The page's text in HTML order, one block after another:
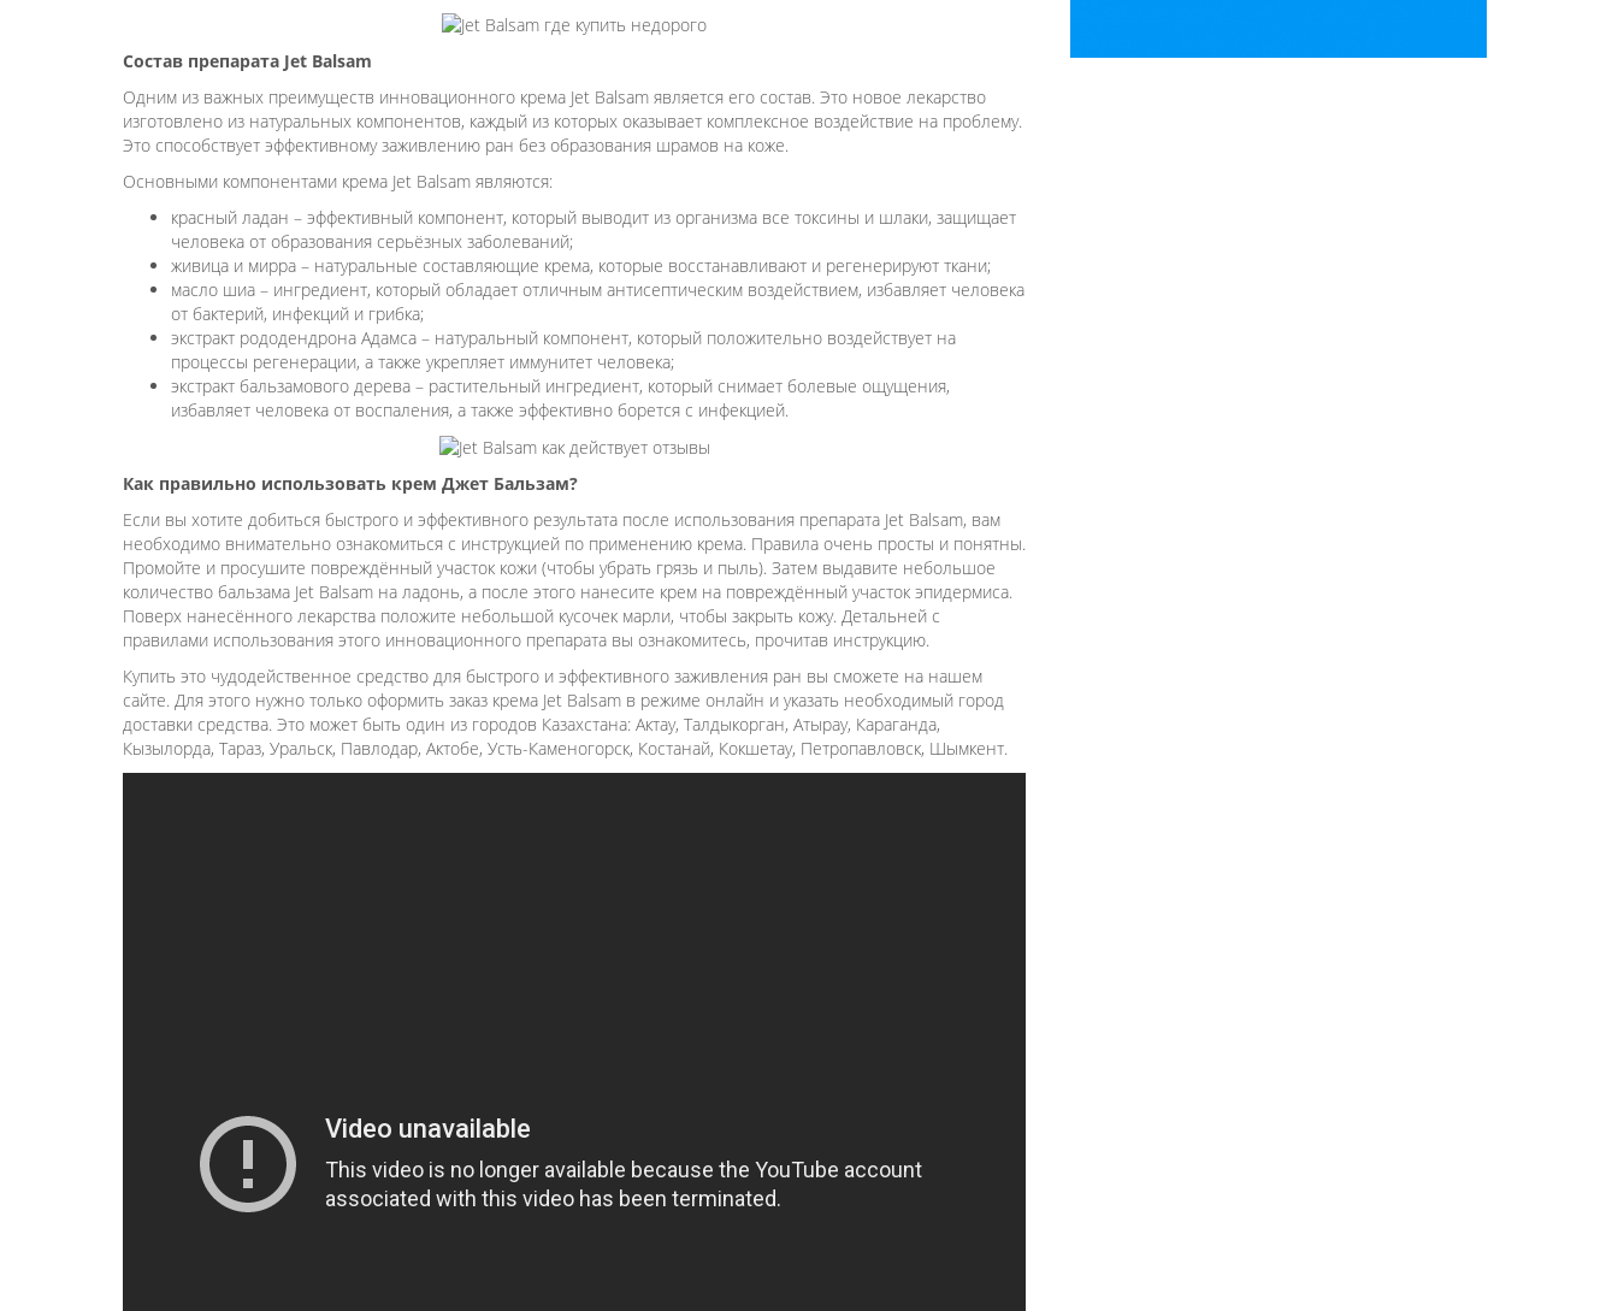
Состав препарата Jet Balsam
Одним из важных преимуществ инновационного крема Jet Balsam является его состав. Это новое лекарство
изготовлено из натуральных компонентов, каждый из которых оказывает комплексное воздействие на проблему.
Это способствует эффективному заживлению ран без образования шрамов на коже.
Основными компонентами крема Jet Balsam являются:
красный ладан – эффективный компонент, который выводит из организма все токсины и шлаки, защищает
человека от образования серьёзных заболеваний;
живица и мирра – натуральные составляющие крема, которые восстанавливают и регенерируют ткани;
масло шиа – ингредиент, который обладает отличным антисептическим воздействием, избавляет человека
от бактерий, инфекций и грибка;
экстракт рододендрона Адамса – натуральный компонент, который положительно воздействует на
процессы регенерации, а также укрепляет иммунитет человека;
экстракт бальзамового дерева – растительный ингредиент, который снимает болевые ощущения,
избавляет человека от воспаления, а также эффективно борется с инфекцией.
Как правильно использовать крем Джет Бальзам?
Если вы хотите добиться быстрого и эффективного результата после использования препарата Jet Balsam, вам
необходимо внимательно ознакомиться с инструкцией по применению крема. Правила очень просты и понятны.
Промойте и просушите повреждённый участок кожи (чтобы убрать грязь и пыль). Затем выдавите небольшое
количество бальзама Jet Balsam на ладонь, а после этого нанесите крем на повреждённый участок эпидермиса.
Поверх нанесённого лекарства положите небольшой кусочек марли, чтобы закрыть кожу. Детальней с
правилами использования этого инновационного препарата вы ознакомитесь, прочитав инструкцию.
Купить это чудодейственное средство для быстрого и эффективного заживления ран вы сможете на нашем
сайте. Для этого нужно только оформить заказ крема Jet Balsam в режиме онлайн и указать необходимый город
доставки средства. Это может быть один из городов Казахстана: Актау, Талдыкорган, Атырау, Караганда,
Кызылорда, Тараз, Уральск, Павлодар, Актобе, Усть-Каменогорск, Костанай, Кокшетау, Петропавловск, Шымкент.